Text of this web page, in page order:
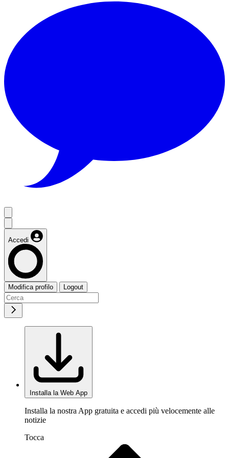
Accedi
Modifica profilo Logout
Installa la Web App
Installa la nostra App gratuita e accedi più velocemente alle
notizie
Tocca